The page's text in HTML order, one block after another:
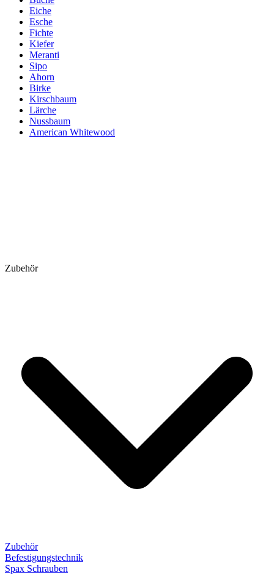
Eiche
Esche
Fichte
Kiefer
Meranti
Sipo
Ahorn
Birke
Kirschbaum
Lärche
Nussbaum
American Whitewood
Zubehör
Zubehör
Befestigungstechnik
Spax Schrauben